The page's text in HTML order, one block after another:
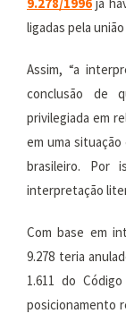
ligadas pela
Assim, “a
conclusão de
privilegiada em
em uma
brasileiro. Por
interpretação
Com base em
9.278 teria
1.611 do
posicionamento